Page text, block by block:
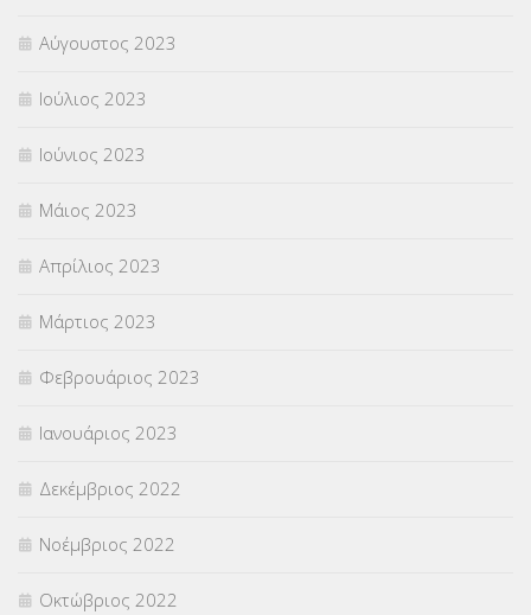
Αύγουστος 2023
Ιούλιος 2023
Ιούνιος 2023
Μάιος 2023
Απρίλιος 2023
Μάρτιος 2023
Φεβρουάριος 2023
Ιανουάριος 2023
Δεκέμβριος 2022
Νοέμβριος 2022
Οκτώβριος 2022